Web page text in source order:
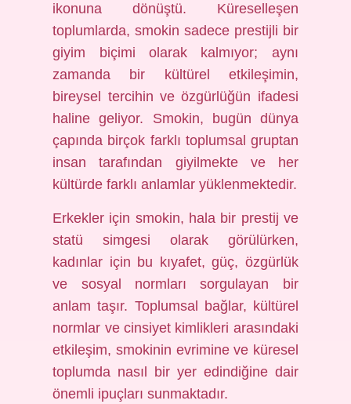
ikonuna dönüştü. Küreselleşen
toplumlarda, smokin sadece prestijli bir
giyim biçimi olarak kalmıyor; aynı
zamanda bir kültürel etkileşimin,
bireysel tercihin ve özgürlüğün ifadesi
haline geliyor. Smokin, bugün dünya
çapında birçok farklı toplumsal gruptan
insan tarafından giyilmekte ve her
kültürde farklı anlamlar yüklenmektedir.
Erkekler için smokin, hala bir prestij ve
statü simgesi olarak görülürken,
kadınlar için bu kıyafet, güç, özgürlük
ve sosyal normları sorgulayan bir
anlam taşır. Toplumsal bağlar, kültürel
normlar ve cinsiyet kimlikleri arasındaki
etkileşim, smokinin evrimine ve küresel
toplumda nasıl bir yer edindiğine dair
önemli ipuçları sunmaktadır.